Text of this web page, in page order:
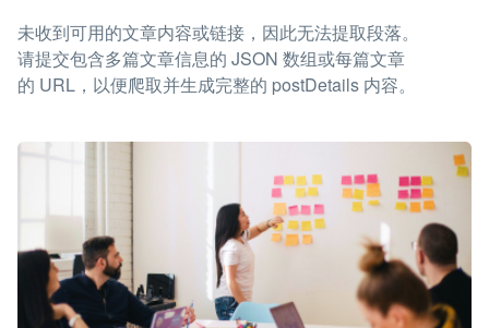
未收到可用的文章内容或链接，因此无法提取段落。
请提交包含多篇文章信息的 JSON 数组或每篇文章
的 URL，以便爬取并生成完整的 postDetails 内容。